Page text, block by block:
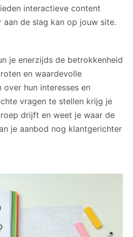
interactieve content
aan de slag kan op jouw site.
je enerzijds de betrokkenheid
en waardevolle
hun interesses en
vragen te stellen krijg je
drijft en weet je waar de
je aanbod nog klantgerichter